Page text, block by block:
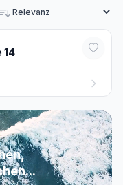
Sortieren
14